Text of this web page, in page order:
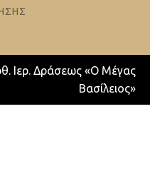
Ιερ. Δράσεως «Ο Μέγας
Βασίλειος»